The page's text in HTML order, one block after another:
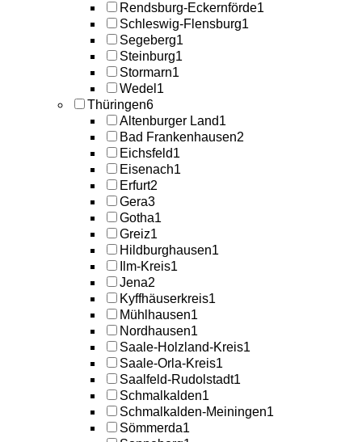
Rendsburg-Eckernförde1
Schleswig-Flensburg1
Segeberg1
Steinburg1
Stormarn1
Wedel 1
Thüringen6
Altenburger Land1
Bad Frankenhausen2
Eichsfeld1
Eisenach1
Erfurt2
Gera3
Gotha1
Greiz1
Hildburghausen1
Ilm-Kreis1
Jena2
Kyffhäuserkreis1
Mühlhausen1
Nordhausen1
Saale-Holzland-Kreis1
Saale-Orla-Kreis1
Saalfeld-Rudolstadt1
Schmalkalden1
Schmalkalden-Meiningen1
Sömmerda1